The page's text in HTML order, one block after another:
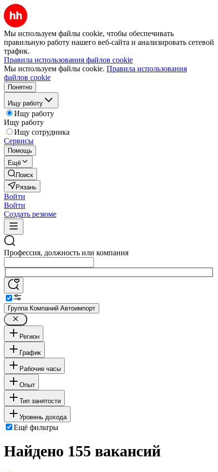
Мы используем файлы cookie, чтобы обеспечивать
правильную работу нашего веб-сайта и анализировать сетевой
трафик.
Правила использования файлов cookie
Мы используем файлы cookie. Правила использования
файлов cookie
Понятно
Ищу работу
Ищу работу
Ищу работу
Ищу сотрудника
Сервисы
Помощь
Ещё
Поиск
Рязань
Войти
Войти
Создать резюме
Профессия, должность или компания
Группа Компаний Автоимпорт
Регион
График
Рабочие часы
Опыт
Тип занятости
Уровень дохода
Ещё фильтры
Найдено 155 вакансий